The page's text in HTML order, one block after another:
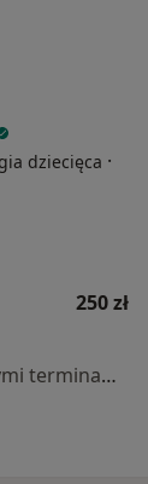
dziecięca ·
250 zł
Brak dostępnych specjalistów z wolnymi terminami w tym centrum medycznym.